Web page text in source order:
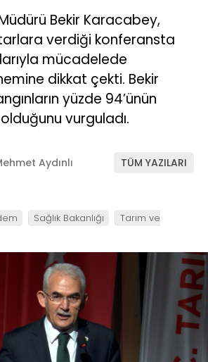
Bekir Karacabey,
verdiği konferansta
mücadelede
dikkat çekti. Bekir
yüzde 94’ünün
vurguladı.
Aydınlı TÜM YAZILARI
Sağlık Bakanlığı
Tarım ve